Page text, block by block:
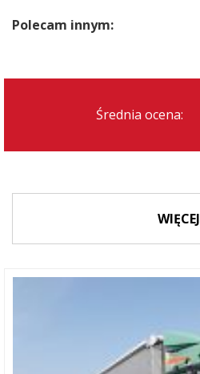
Polecam innym:
Średnia ocena:
WIĘCEJ